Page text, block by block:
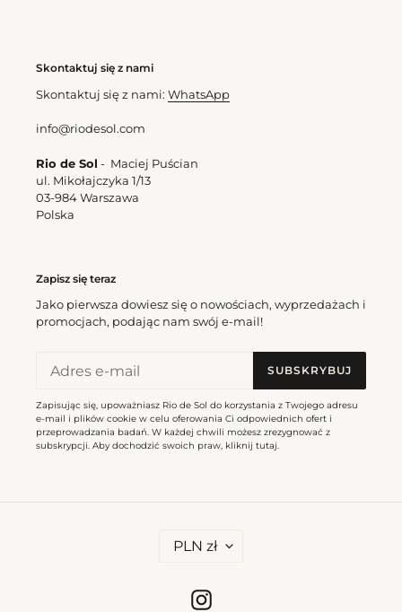
Skontaktuj się z nami
Skontaktuj się z nami: WhatsApp
info@riodesol.com
Rio de Sol - Maciej Puścian
ul. Mikołajczyka 1/13
03-984 Warszawa
Polska
Zapisz się teraz
Jako pierwsza dowiesz się o nowościach, wyprzedażach i
promocjach, podając nam swój e-mail!
SUBSKRYBUJ
Zapisując się, upoważniasz Rio de Sol do korzystania z Twojego adresu
e-mail i plików cookie w celu oferowania Ci odpowiednich ofert i
przeprowadzania badań. W każdej chwili możesz zrezygnować z
subskrypcji. Aby dochodzić swoich praw, kliknij tutaj.
PLN zł
Instagram